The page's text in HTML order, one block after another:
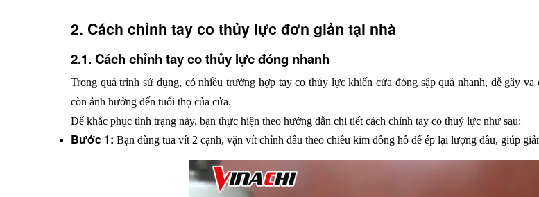
2. Cách chỉnh tay co thủy lực đơn giản tại nhà
2.1. Cách chỉnh tay co thủy lực đóng nhanh
Trong quá trình sử dụng, có nhiều trường hợp tay co thủy lực khiến cửa đóng sập quá nhanh, dễ gây
còn ảnh hưởng đến tuổi thọ của cửa.
Để khắc phục tình trạng này, bạn thực hiện theo hướng dẫn chi tiết cách chỉnh tay co thuỷ lực như sau:
Bước 1: Bạn dùng tua vít 2 cạnh, vặn vít chỉnh dầu theo chiều kim đồng hồ để ép lại lượng dầu, giúp